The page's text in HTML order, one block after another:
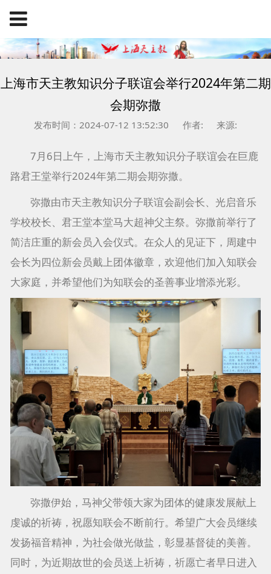
上海市天主教知识分子联谊会举行2024年第二期
会期弥撒
发布时间：2024-07-12 13:52:30 作者: 来源:
7月6日上午，上海市天主教知识分子联谊会在巨鹿
路君王堂举行2024年第二期会期弥撒。
弥撒由市天主教知识分子联谊会副会长、光启音乐
学校校长、君王堂本堂马大超神父主祭。弥撒前举行了
简洁庄重的新会员入会仪式。在众人的见证下，周建中
会长为四位新会员戴上团体徽章，欢迎他们加入知联会
大家庭，并希望他们为知联会的圣善事业增添光彩。
弥撒伊始，马神父带领大家为团体的健康发展献上
虔诚的祈祷，祝愿知联会不断前行。希望广大会员继续
发扬福音精神，为社会做光做盐，彰显基督徒的美善。
同时，为近期故世的会员送上祈祷，祈愿亡者早日进入